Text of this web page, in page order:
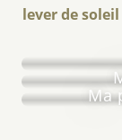
lever de
Ma